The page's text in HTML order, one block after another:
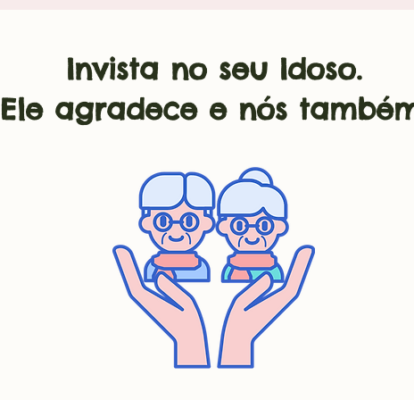
Invista no seu Idoso.
Ele agradece e nós